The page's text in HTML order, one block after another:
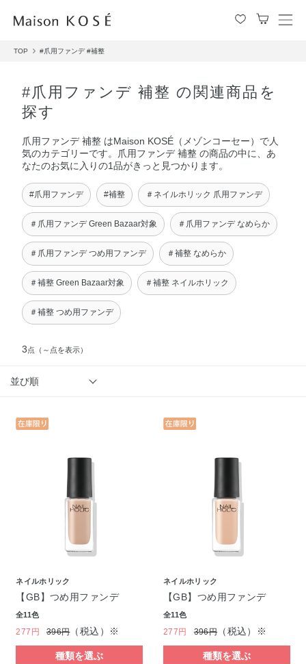
メ
TOP #爪用ファンデ #補整
#爪用ファンデ 補整 の関連商品を
探す
爪用ファンデ 補整 はMaison KOSÉ（メゾンコーセー）で人
気のカテゴリーです。爪用ファンデ 補整 の商品の中に、あ
なたのお気に入りの1品がきっと見つかります。
#爪用ファンデ #補整 ＃ネイルホリック 爪用ファンデ
＃爪用ファンデ Green Bazaar対象 ＃爪用ファンデ なめらか
＃爪用ファンデ つめ用ファンデ ＃補整 なめらか
＃補整 Green Bazaar対象 ＃補整 ネイルホリック
＃補整 つめ用ファンデ
3点 （～点を表示）
並び順
ネイルホリック
【GB】つめ用ファンデ
全11色
277円 396円（税込）※
種類を選ぶ
ネイルホリック
【GB】つめ用ファンデ
全11色
277円 396円（税込）※
種類を選ぶ